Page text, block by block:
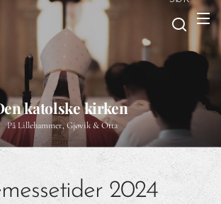
katolske kirken
På Lillehammer, Gjøvik & Otta
2024